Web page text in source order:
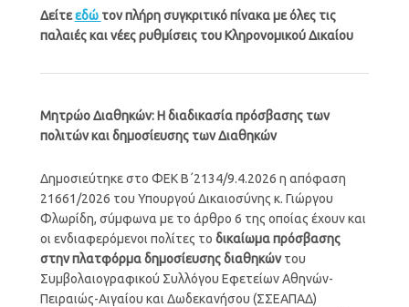
Δείτεεδώ τον πλήρη συγκριτικό πίνακα με όλες τις
παλαιές και νέες ρυθμίσεις του Κληρονομικού Δικαίου
Μητρώο Διαθηκών: Η διαδικασία πρόσβασης των
πολιτών και δημοσίευσης των Διαθηκών
Δημοσιεύτηκε στο ΦΕΚ Β΄2134/9.4.2026 η απόφαση
21661/2026 του Υπουργού Δικαιοσύνης κ. Γιώργου
Φλωρίδη, σύμφωνα με το άρθρο 6 της οποίας έχουν και
οι ενδιαφερόμενοι πολίτες το δικαίωμα πρόσβασης
στην πλατφόρμα δημοσίευσης διαθηκώντου
Συμβολαιογραφικού Συλλόγου Εφετείων Αθηνών-
Πειραιώς-Αιγαίου και Δωδεκανήσου (ΣΣΕΑΠΑΔ)